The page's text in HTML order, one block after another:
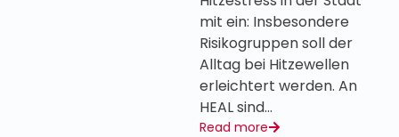
mit ein: Insbesondere
Risikogruppen soll der
Alltag bei Hitzewellen
erleichtert werden. An
HEAL sind…
Read more